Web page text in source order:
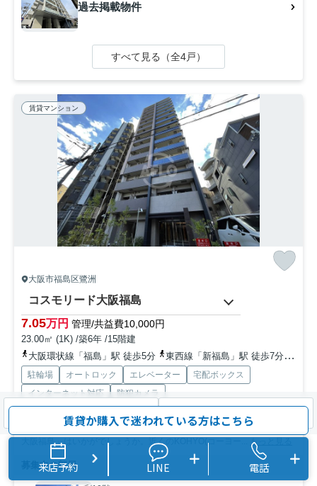
過去掲載物件
すべて見る（全4戸）
賃貸マンション
大阪市福島区鷺洲
コスモリード大阪福島
7.05万円 管理/共益費10,000円
23.00㎡ (1K) /築6年 /15階建
大阪環状線「福島」駅 徒歩5分
東西線「新福島」駅 徒歩7分
駐輪場 オートロック エレベーター
宅配ボックス
インターネット対応
防犯カメラ
大阪市福島区エリアでの住まいなら、住み心地も快適な「コスモリード
大阪福島」はいかがでしょうか。近くのKOHYO(コーヨー...
もっと見る
募集中の部屋
検索条件を変更 まとめてお問い合わせ
賃貸か購入で迷われている方はこちら
来店予約 LINE 電話